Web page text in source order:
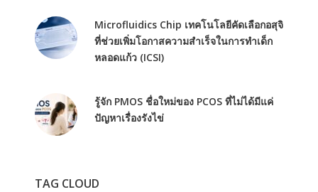
Microfluidics Chip เทคโนโลยีคัดเลือกอสุจิ
ที่ช่วยเพิ่มโอกาสความสำเร็จในการทำเด็ก
หลอดแก้ว (ICSI)
รู้จัก PMOS ชื่อใหม่ของ PCOS ที่ไม่ได้มีแค่
ปัญหาเรื่องรังไข่
TAG CLOUD